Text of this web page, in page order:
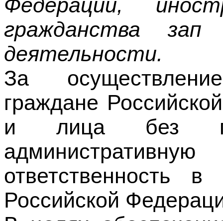
деятельности.
За
граждане
и лица без
ответственность в
Российской
В целях
безопасности по